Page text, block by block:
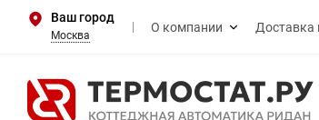
Ваш город
Москва
О компании Доставка